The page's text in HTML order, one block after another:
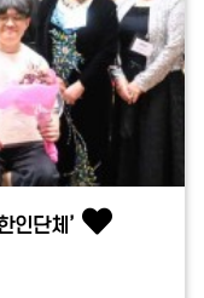
인단체’